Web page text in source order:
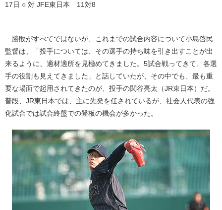
17日 ○ 対 JFE東日本 11対8
勝敗がすべてではないが、これまでの試合内容について小島啓民
監督は、「投手については、その選手の持ち味を引き出すことが出
来るように、適材適所を見極めてきました。5試合戦ってきて、各選
手の役割も見えてきました」と話していたが、その中でも、最も重
要な場面で起用されてきたのが、投手の関谷亮太（JR東日本）だ。
普段、JR東日本では、主に先発を任されているが、社会人代表の強
化試合では試合終盤での登板の機会が多かった。